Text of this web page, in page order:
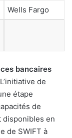
Wells Fargo
bancaires
de
étape
de
disponibles en
de SWIFT à